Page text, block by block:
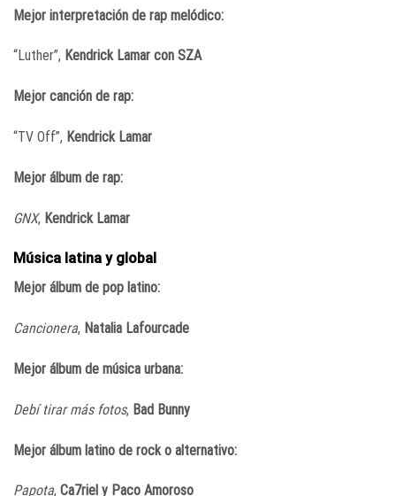
Mejor interpretación de rap melódico:
“Luther”, Kendrick Lamar con SZA
Mejor canción de rap:
“TV Off”, Kendrick Lamar
Mejor álbum de rap:
GNX, Kendrick Lamar
Música latina y global
Mejor álbum de pop latino:
Cancionera, Natalia Lafourcade
Mejor álbum de música urbana:
Debí tirar más fotos, Bad Bunny
Mejor álbum latino de rock o alternativo:
Papota, Ca7riel y Paco Amoroso